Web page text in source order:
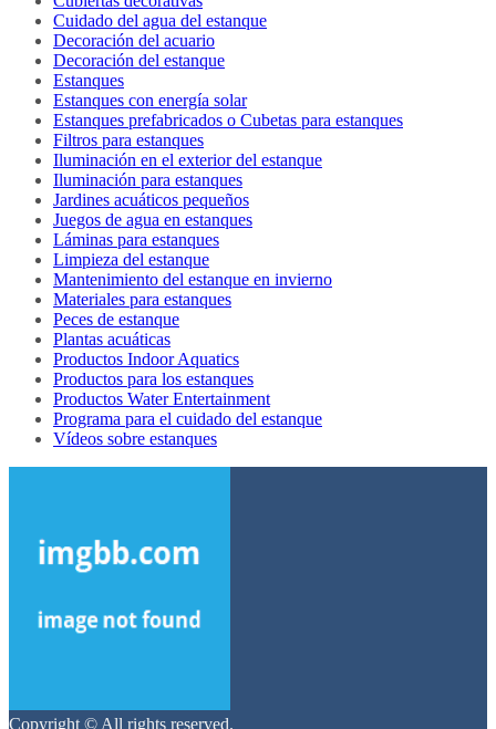
Cuidado del agua del estanque
Decoración del acuario
Decoración del estanque
Estanques
Estanques con energía solar
Estanques prefabricados o Cubetas para estanques
Filtros para estanques
Iluminación en el exterior del estanque
Iluminación para estanques
Jardines acuáticos pequeños
Juegos de agua en estanques
Láminas para estanques
Limpieza del estanque
Mantenimiento del estanque en invierno
Materiales para estanques
Peces de estanque
Plantas acuáticas
Productos Indoor Aquatics
Productos para los estanques
Productos Water Entertainment
Programa para el cuidado del estanque
Vídeos sobre estanques
Copyright © All rights reserved.